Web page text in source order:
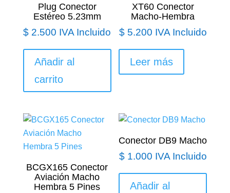
Plug Conector
Estéreo 5.23mm
$ 2.500 IVA Incluido
Añadir al
carrito
XT60 Conector
Macho-Hembra
$5.200 IVA Incluido
Leer más
BCGX165 Conector
Aviación Macho
Hembra 5 Pines
Conector DB9 Macho
$1.000 IVA Incluido
Añadir al